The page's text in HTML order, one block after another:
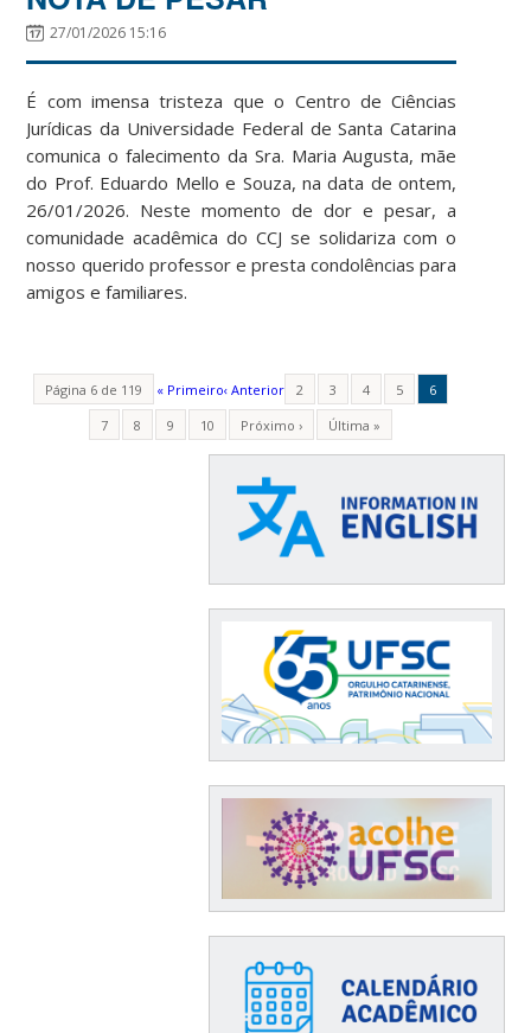
27/01/2026 15:16
É com imensa tristeza que o Centro de Ciências
Jurídicas da Universidade Federal de Santa Catarina
comunica o falecimento da Sra. Maria Augusta, mãe
do Prof. Eduardo Mello e Souza, na data de ontem,
26/01/2026. Neste momento de dor e pesar, a
comunidade acadêmica do CCJ se solidariza com o
nosso querido professor e presta condolências para
amigos e familiares.
Página 6 de 119 « Primeiro‹ Anterior 2 3 4 5
6
7
8 9 10 Próximo › Última »